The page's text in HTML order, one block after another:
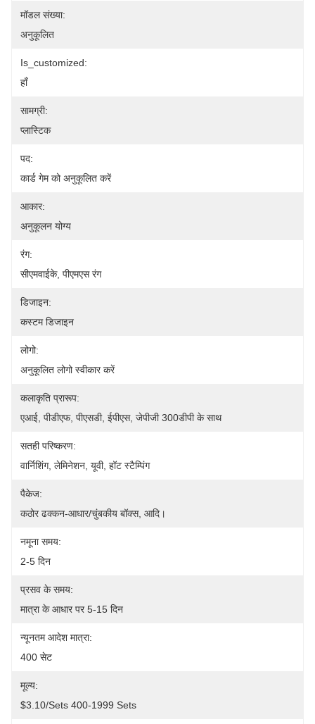
मॉडल संख्या:
अनुकूलित
Is_customized:
हाँ
सामग्री:
प्लास्टिक
पद:
कार्ड गेम को अनुकूलित करें
आकार:
अनुकूलन योग्य
रंग:
सीएमवाईके, पीएमएस रंग
डिजाइन:
कस्टम डिजाइन
लोगो:
अनुकूलित लोगो स्वीकार करें
कलाकृति प्रारूप:
एआई, पीडीएफ, पीएसडी, ईपीएस, जेपीजी 300डीपी के साथ
सतही परिष्करण:
वार्निशिंग, लेमिनेशन, यूवी, हॉट स्टैम्पिंग
पैकेज:
कठोर ढक्कन-आधार/चुंबकीय बॉक्स, आदि।
नमूना समय:
2-5 दिन
प्रसव के समय:
मात्रा के आधार पर 5-15 दिन
न्यूनतम आदेश मात्रा:
400 सेट
मूल्य:
$3.10/sets 400-1999 Sets